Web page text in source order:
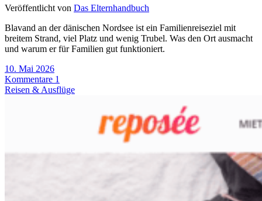
Veröffentlicht von Das Elternhandbuch
Blavand an der dänischen Nordsee ist ein Familienreiseziel mit
breitem Strand, viel Platz und wenig Trubel. Was den Ort ausmacht
und warum er für Familien gut funktioniert.
10. Mai 2026
Kommentare 1
Reisen & Ausflüge